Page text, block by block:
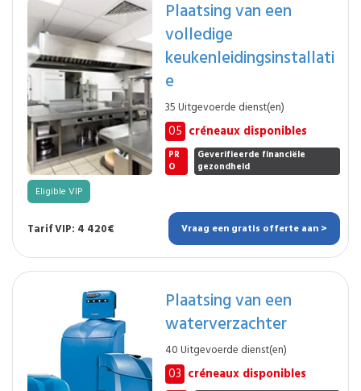
Plaatsing van een
volledige
keukenleidingsinstallati
e
35 Uitgevoerde dienst(en)
05 créneaux disponibles
PR
O
Geverifieerde financiële
gezondheid
Eligible VIP
Tarif VIP: 4 420€ Vraag een gratis offerte aan >
Plaatsing van een
waterverzachter
40 Uitgevoerde dienst(en)
03 créneaux disponibles